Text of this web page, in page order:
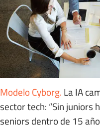
Modelo Cyborg. La IA
sector tech: “Sin juniors
seniors dentro de 15